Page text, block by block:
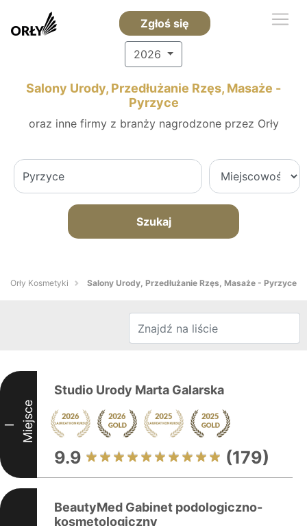
Zgłoś się
2026
Salony Urody, Przedłużanie Rzęs, Masaże -
Pyrzyce
oraz inne firmy z branży nagrodzone przez Orły
Szukaj
Orły Kosmetyki Salony Urody, Przedłużanie Rzęs, Masaże - Pyrzyce
I Miejsce
Studio Urody Marta Galarska
9.9 (179)
BeautyMed Gabinet podologiczno-
kosmetologiczny